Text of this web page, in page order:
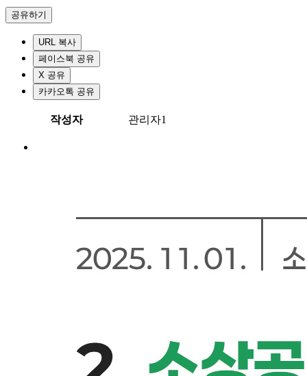
공유하기
URL 복사
페이스북 공유
X 공유
카카오톡 공유
작성자 관리자1